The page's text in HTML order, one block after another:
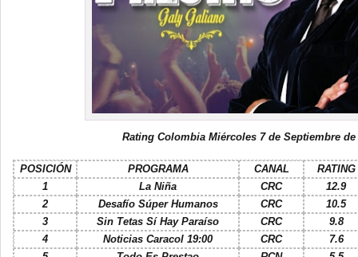
Rating Colombia Miércoles 7 de Septiembre de
POSICIÓN PROGRAMA CANAL
RATING
1
La Niña CRC
12.9
2
Desafío Súper Humanos CRC
10.5
3
Sin Tetas Sí Hay Paraíso CRC
9.8
4
Noticias Caracol 19:00 CRC
7.6